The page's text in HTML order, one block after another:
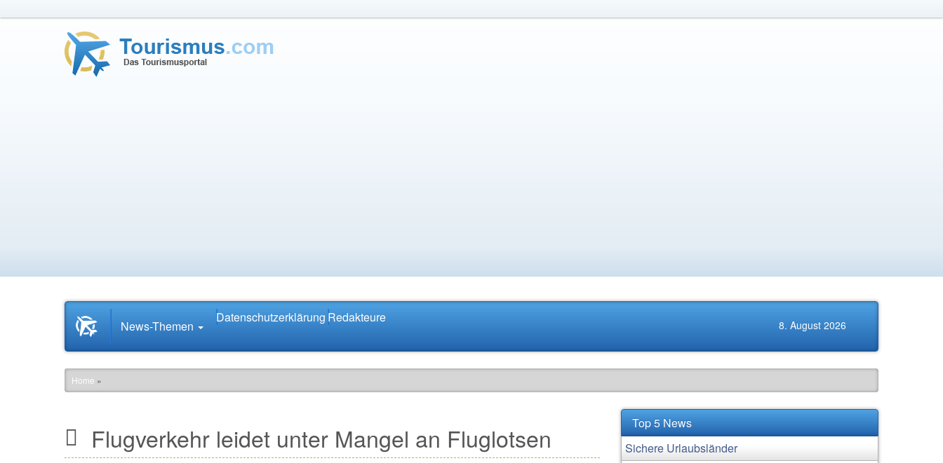
Startseite
News.Tourismus.com
News-Themen
Datenschutzerklärung Redakteure 8. August 2026
Home »
Flugverkehr leidet unter Mangel an Fluglotsen
Top 5 News
Sichere Urlaubsländer